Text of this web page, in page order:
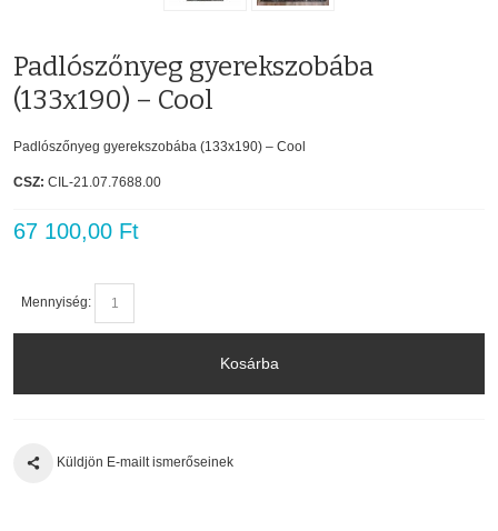
Padlószőnyeg gyerekszobába
(133x190) – Cool
Padlószőnyeg gyerekszobába (133x190) – Cool
CSZ: CIL-21.07.7688.00
67 100,00 Ft
Mennyiség:
Kosárba
Küldjön E-mailt ismerőseinek